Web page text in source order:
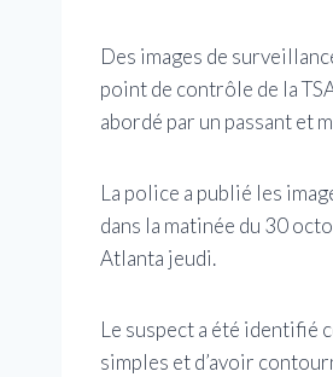
Des images de
point de contrôle de la
abordé par un passant et
La police a publié les
dans la matinée du 30
Atlanta jeudi.
Le suspect a été identifié
simples et d’avoir